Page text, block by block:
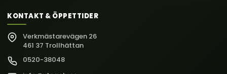
KONTAKT & ÖPPETTIDER
Verkmästarevägen 26
461 37 Trollhättan
0520-38048